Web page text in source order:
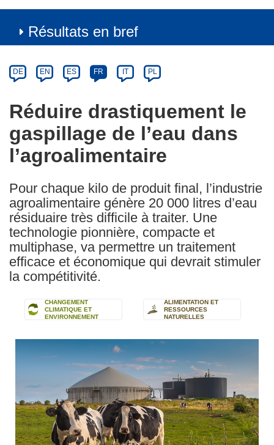
Résultats en bref
Category
Article
available
the
following
languages:
DE EN ES FR IT PL
Réduire drastiquement le
gaspillage de l’eau dans
l’agroalimentaire
Pour chaque kilo de produit final, l’industrie
agroalimentaire génère 20 000 litres d’eau
résiduaire très difficile à traiter. Une
technologie pionnière, compacte et
multiphase, va permettre un traitement
efficace et économique qui devrait stimuler
la compétitivité.
CHANGEMENT
CLIMATIQUE ET
ENVIRONNEMENT
ALIMENTATION ET
RESSOURCES
NATURELLES